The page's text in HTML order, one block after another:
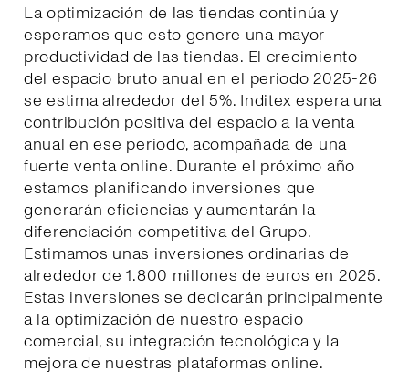
La optimización de las tiendas continúa y
esperamos que esto genere una mayor
productividad de las tiendas. El crecimiento
del espacio bruto anual en el periodo 2025-26
se estima alrededor del 5%. Inditex espera una
contribución positiva del espacio a la venta
anual en ese periodo, acompañada de una
fuerte venta online. Durante el próximo año
estamos planificando inversiones que
generarán eficiencias y aumentarán la
diferenciación competitiva del Grupo.
Estimamos unas inversiones ordinarias de
alrededor de 1.800 millones de euros en 2025.
Estas inversiones se dedicarán principalmente
a la optimización de nuestro espacio
comercial, su integración tecnológica y la
mejora de nuestras plataformas online.